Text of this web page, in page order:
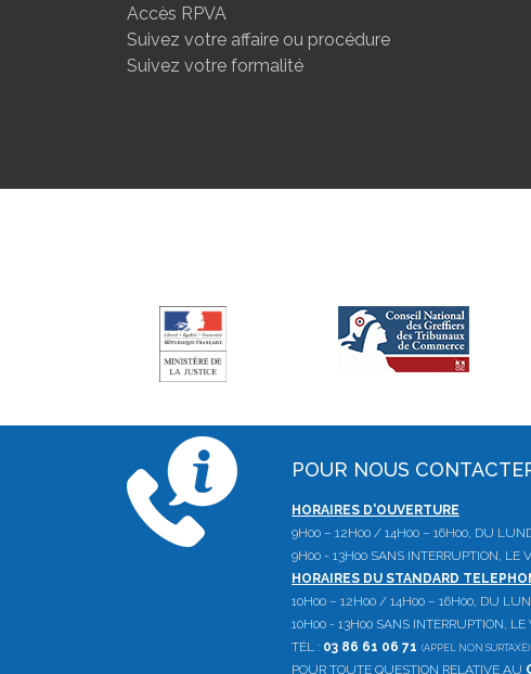
Accès RPVA
Suivez votre affaire ou procédure
Suivez votre formalité
POUR NOUS
HORAIRES D'OUVERTURE
9H00 – 12H00 / 14H00 – 16H00, DU
9H00 - 13H00 SANS INTERRUPTION, LE
HORAIRES DU STANDARD
10H00 – 12H00 / 14H00 – 16H00, DU
10H00 - 13H00 SANS INTERRUPTION, LE
TÉL : 03 86 61 06 71 (APPEL NON SURTAXÉ)
POUR TOUTE QUESTION RELATIVE AU